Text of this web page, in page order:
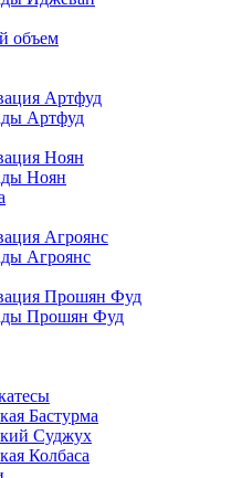
объем
Артфуд
Артфуд
Ноян
Ноян
Агроянс
Агроянс
Прошян Фуд
Прошян Фуд
Бастурма
Суджух
Колбаса